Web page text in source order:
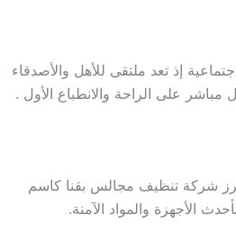
إذ تعد ملتقى للأهل والأصدقاء
على الراحة والانطباع الأول .
شركة تنظيف مجالس بقنا كاسم
الأجهزة والمواد الآمنة.